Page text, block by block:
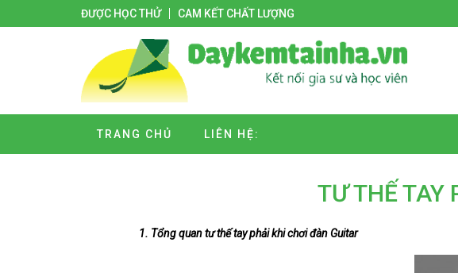
ĐƯỢC HỌC THỬ CAM KẾT CHẤT LƯỢNG
TRANG CHỦ LIÊN HỆ:
TƯ THẾ TAY
1. Tổng quan tư thế tay phải khi chơi đàn Guitar